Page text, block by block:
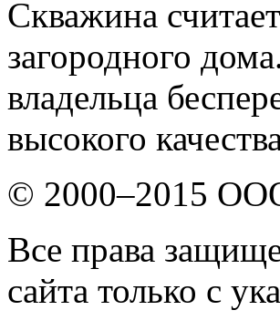
Скважина
загородного
владельца
высокого
© 2000–2015
Все права
сайта только с